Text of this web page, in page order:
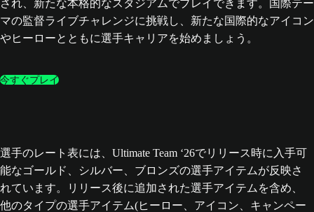
され、新たな本格的なスタジアムでプレイできます。国際テー
マの監督ライブチャレンジに挑戦し、新たな国際的なアイコン
やヒーローとともに選手キャリアを始めましょう。
今すぐプレイ
選手のレート表には、Ultimate Team ‘26でリリース時に入手可
能なゴールド、シルバー、ブロンズの選手アイテムが反映さ
れています。リリース後に追加された選手アイテムを含め、
他のタイプの選手アイテム(ヒーロー、アイコン、キャンペー